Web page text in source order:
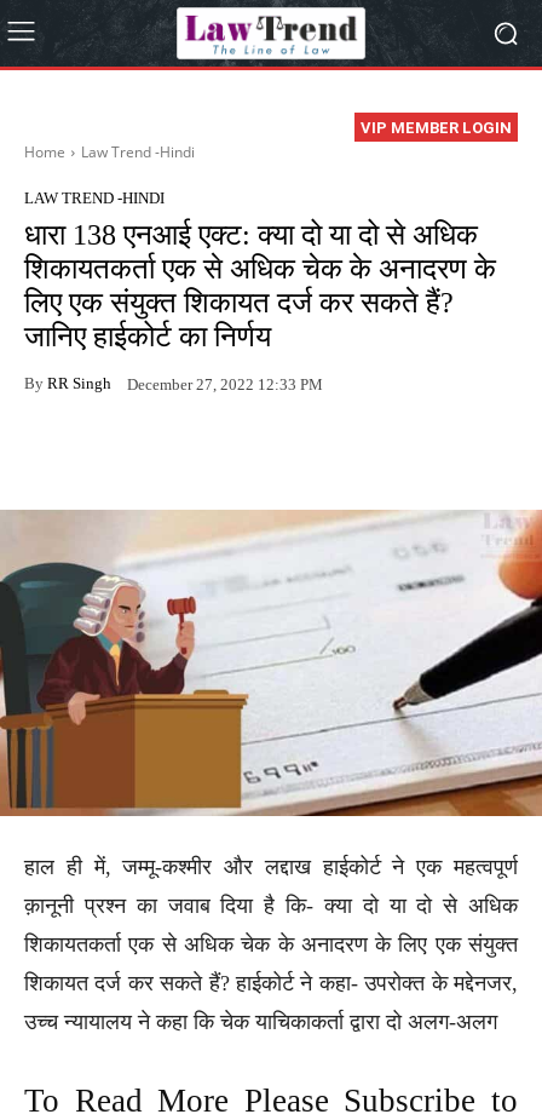
VIP MEMBER LOGIN
Home Law Trend -Hindi
LAW TREND -HINDI
धारा 138 एनआई एक्ट: क्या दो या दो से अधिक
शिकायतकर्ता एक से अधिक चेक के अनादरण के
लिए एक संयुक्त शिकायत दर्ज कर सकते हैं?
जानिए हाईकोर्ट का निर्णय
By RR Singh December 27, 2022 12:33 PM
हाल ही में, जम्मू-कश्मीर और लद्दाख हाईकोर्ट ने एक महत्वपूर्ण
क़ानूनी प्रश्न का जवाब दिया है कि- क्या दो या दो से अधिक
शिकायतकर्ता एक से अधिक चेक के अनादरण के लिए एक संयुक्त
शिकायत दर्ज कर सकते हैं? हाईकोर्ट ने कहा- उपरोक्त के मद्देनजर,
उच्च न्यायालय ने कहा कि चेक याचिकाकर्ता द्वारा दो अलग-अलग
To Read More Please Subscribe to